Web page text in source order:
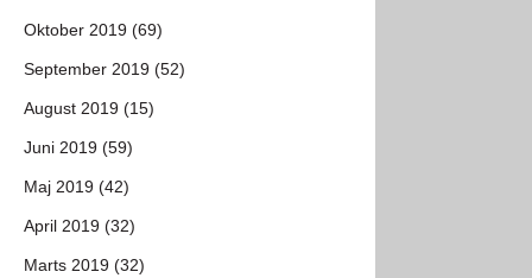
Oktober 2019 (69)
September 2019 (52)
August 2019 (15)
Juni 2019 (59)
Maj 2019 (42)
April 2019 (32)
Marts 2019 (32)